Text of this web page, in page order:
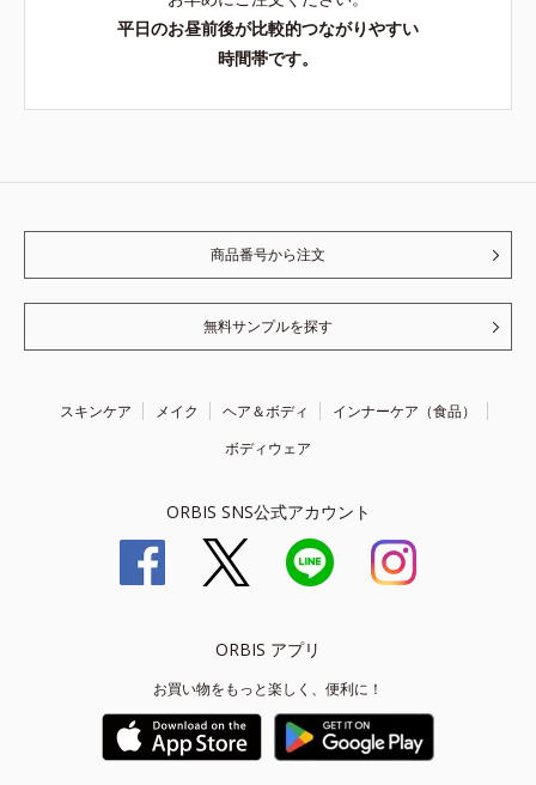
平日のお昼前後が比較的つながりやすい
時間帯です。
商品番号から注文
無料サンプルを探す
スキンケア メイク ヘア＆ボディ
インナーケア（食品）
ボディウェア
ORBIS SNS公式アカウント
ORBIS アプリ
お買い物をもっと楽しく、便利に！